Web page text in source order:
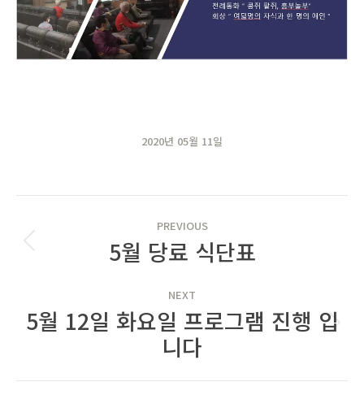
2020년 05월 11일
NAVIGATION
PREVIOUS
Previous
5월 당료 식단표
NEXT
Next
post:
5월 12일 화요일 프로그램 진행 입
니다